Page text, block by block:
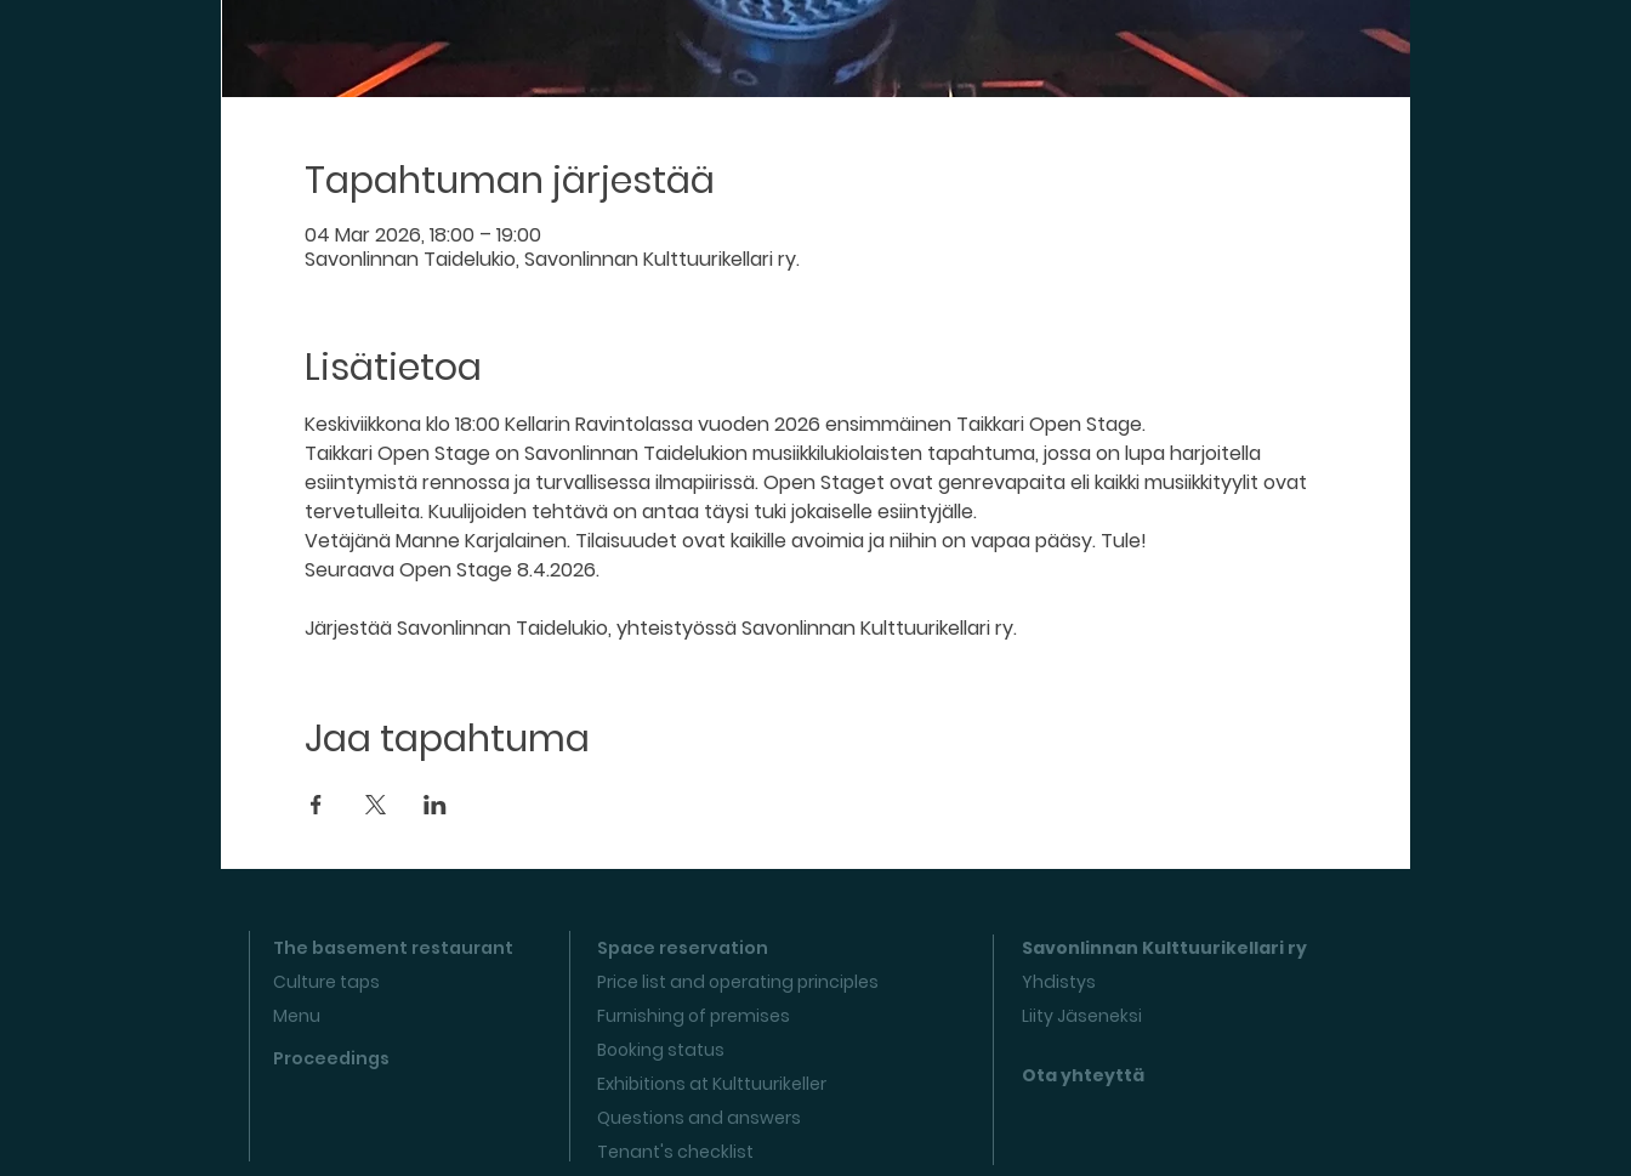
Tapahtuman järjestää
04 Mar 2026, 18:00 – 19:00
Savonlinnan Taidelukio, Savonlinnan Kulttuurikellari ry.
Lisätietoa
Keskiviikkona klo 18:00 Kellarin Ravintolassa vuoden 2026 ensimmäinen Taikkari Open Stage.
Taikkari Open Stage on Savonlinnan Taidelukion musiikkilukiolaisten tapahtuma, jossa on lupa harjoitella
esiintymistä rennossa ja turvallisessa ilmapiirissä. Open Staget ovat genrevapaita eli kaikki musiikkityylit ovat
tervetulleita. Kuulijoiden tehtävä on antaa täysi tuki jokaiselle esiintyjälle.
Vetäjänä Manne Karjalainen. Tilaisuudet ovat kaikille avoimia ja niihin on vapaa pääsy. Tule!
Seuraava Open Stage 8.4.2026.
Järjestää Savonlinnan Taidelukio, yhteistyössä Savonlinnan Kulttuurikellari ry.
Jaa tapahtuma
The basement restaurant
Culture taps
Menu
Proceedings
Space reservation
Price list and operating principles
Furnishing of premises
Booking status
Exhibitions at Kulttuurikeller
Questions and answers
Tenant's checklist
Savonlinnan Kulttuurikellari ry
Yhdistys
Liity Jäseneksi
Ota yhteyttä